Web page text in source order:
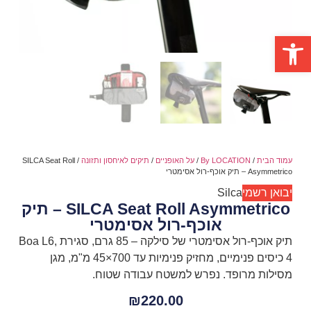
פתח סרגל נגישות
עמוד הבית/
By LOCATION
/ על האופניים / תיקים לאיחסון ותזונה
/ SILCA Seat Roll
Asymmetrico – תיק אוכף-רול אסימטרי
יבואן רשמיSilca
SILCA Seat Roll Asymmetrico – תיק
אוכף-רול אסימטרי
תיק אוכף-רול אסימטרי של סילקה – 85 גרם, סגירת Boa L6,
4 כיסים פנימיים, מחזיק פנימיות עד 700×45 מ"מ, מגן
מסילות מרופד. נפרש למשטח עבודה שטוח.
₪220.00